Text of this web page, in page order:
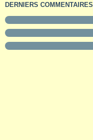
DERNIERS COMMENTAIRES